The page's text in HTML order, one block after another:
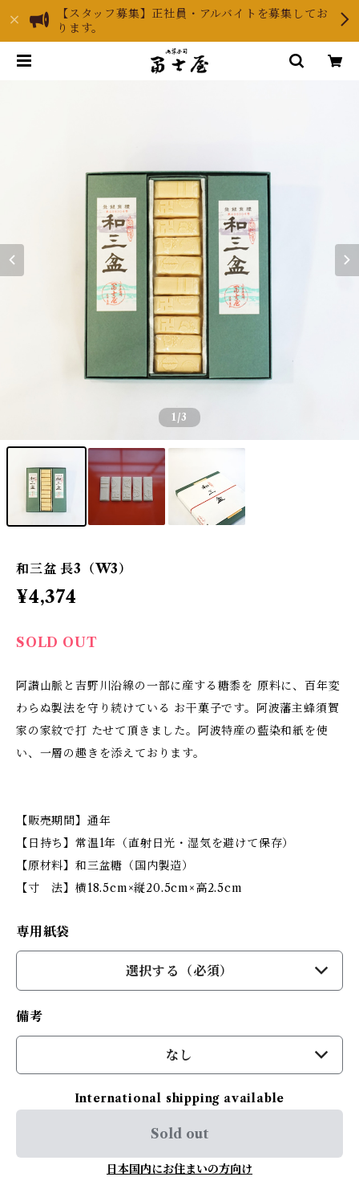
【スタッフ募集】正社員・アルバイトを募集してお
ります。
1 /3
和三盆 長3（W3）
¥4,374
SOLD OUT
阿讃山脈と吉野川沿線の一部に産する糖黍を 原料に、百年変
わらぬ製法を守り続けている お干菓子です。阿波藩主蜂須賀
家の家紋で打 たせて頂きました。阿波特産の藍染和紙を使
い、一層の趣きを添えております。
【販売期間】通年
【日持ち】常温1年（直射日光・湿気を避けて保存）
【原材料】和三盆糖（国内製造）
【寸 法】横18.5cm×縦20.5cm×高2.5cm
専用紙袋
選択する（必須）
備考
なし
International shipping available
Sold out
日本国内にお住まいの方向け